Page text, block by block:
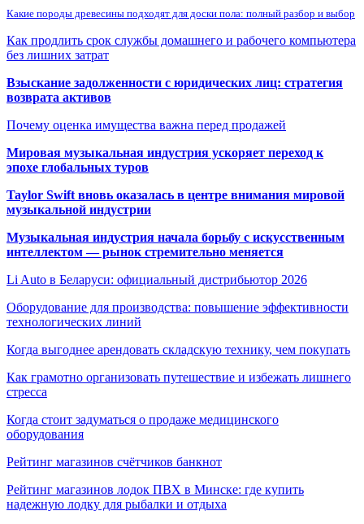
Какие породы древесины подходят для доски пола: полный разбор и выбор
Как продлить срок службы домашнего и рабочего компьютера
без лишних затрат
Взыскание задолженности с юридических лиц: стратегия
возврата активов
Почему оценка имущества важна перед продажей
Мировая музыкальная индустрия ускоряет переход к
эпохе глобальных туров
Taylor Swift вновь оказалась в центре внимания мировой
музыкальной индустрии
Музыкальная индустрия начала борьбу с искусственным
интеллектом — рынок стремительно меняется
Li Auto в Беларуси: официальный дистрибьютор 2026
Оборудование для производства: повышение эффективности
технологических линий
Когда выгоднее арендовать складскую технику, чем покупать
Как грамотно организовать путешествие и избежать лишнего
стресса
Когда стоит задуматься о продаже медицинского
оборудования
Рейтинг магазинов счётчиков банкнот
Рейтинг магазинов лодок ПВХ в Минске: где купить
надежную лодку для рыбалки и отдыха